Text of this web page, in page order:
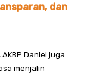
dan
Daniel juga
menjalin